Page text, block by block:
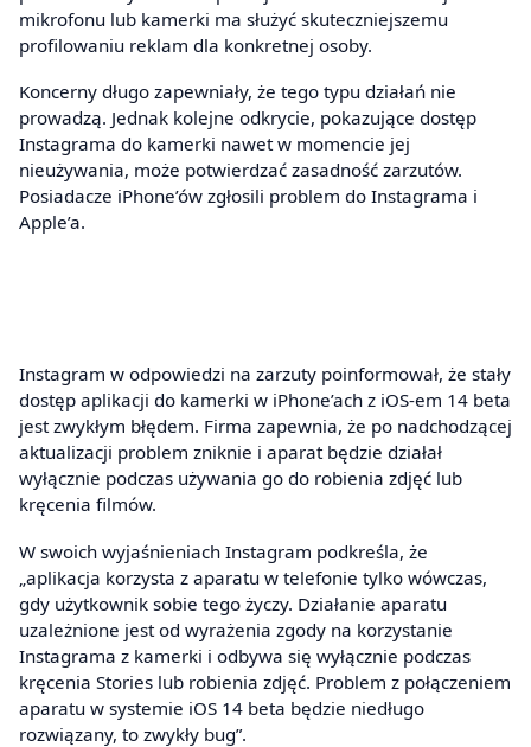
mikrofonu lub kamerki ma służyć skuteczniejszemu
profilowaniu reklam dla konkretnej osoby.
Koncerny długo zapewniały, że tego typu działań nie
prowadzą. Jednak kolejne odkrycie, pokazujące dostęp
Instagrama do kamerki nawet w momencie jej
nieużywania, może potwierdzać zasadność zarzutów.
Posiadacze iPhone’ów zgłosili problem do Instagrama i
Apple’a.
Instagram w odpowiedzi na zarzuty poinformował, że stały
dostęp aplikacji do kamerki w iPhone’ach z iOS-em 14 beta
jest zwykłym błędem. Firma zapewnia, że po nadchodzącej
aktualizacji problem zniknie i aparat będzie działał
wyłącznie podczas używania go do robienia zdjęć lub
kręcenia filmów.
W swoich wyjaśnieniach Instagram podkreśla, że
„aplikacja korzysta z aparatu w telefonie tylko wówczas,
gdy użytkownik sobie tego życzy. Działanie aparatu
uzależnione jest od wyrażenia zgody na korzystanie
Instagrama z kamerki i odbywa się wyłącznie podczas
kręcenia Stories lub robienia zdjęć. Problem z połączeniem
aparatu w systemie iOS 14 beta będzie niedługo
rozwiązany, to zwykły bug”.